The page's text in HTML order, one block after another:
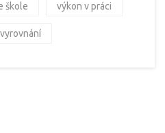
škole výkon v práci